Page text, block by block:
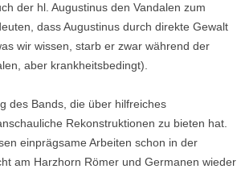
der hl. Augustinus den Vandalen zum
dass Augustinus durch direkte Gewalt
wir wissen, starb er zwar während der
aber krankheitsbedingt).
des Bands, die über hilfreiches
Rekonstruktionen zu bieten hat.
einprägsame Arbeiten schon in der
am Harzhorn Römer und Germanen wieder